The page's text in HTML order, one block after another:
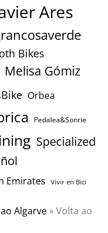
Ares
Bikes
Melisa Gómiz
Orbea
Pedalea&Sonrie
Specialized
Emirates Vivir en Bici
Algarve »Volta ao